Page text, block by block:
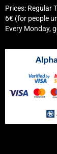
Prices: Regular
6€ (for people
Every Monday,